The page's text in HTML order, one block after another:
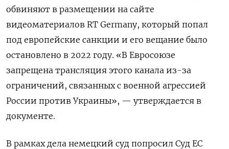
обвиняют в размещении на сайте
видеоматериалов RT Germany, который попал
под европейские санкции и его вещание было
остановлено в 2022 году. «В Евросоюзе
запрещена трансляция этого канала из-за
ограничений, связанныхс военной агрессией
России против Украины», — утверждается в
документе.
В рамках дела немецкий суд попросил Суд ЕС